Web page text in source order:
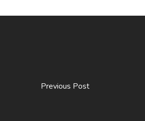
Previous Post